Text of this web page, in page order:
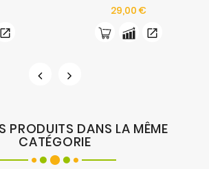
29,00 €Prix
PRODUITS DANS LA MÊME
CATÉGORIE